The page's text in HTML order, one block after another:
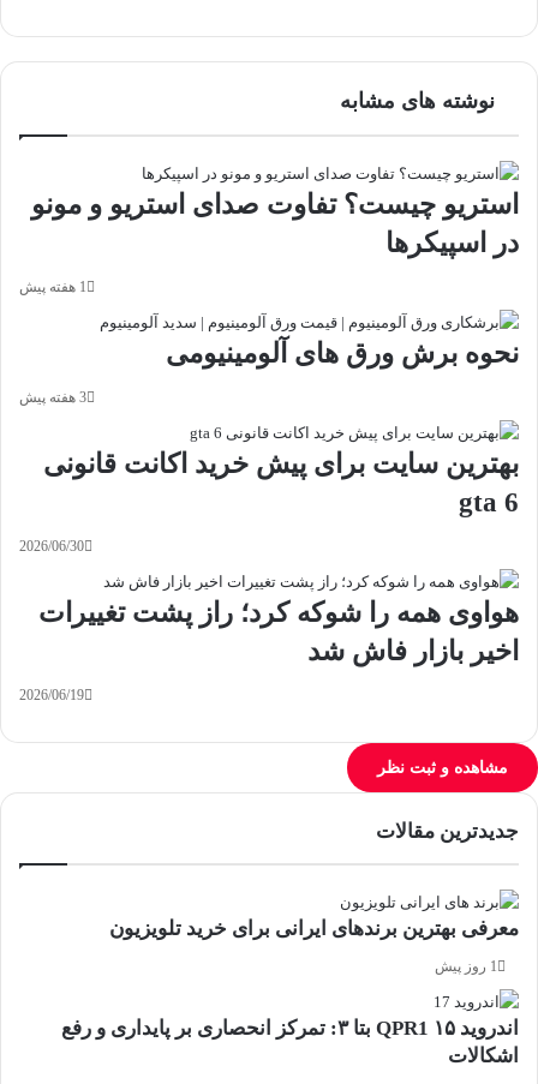
نوشته های مشابه
استریو چیست؟ تفاوت صدای استریو و مونو
در اسپیکرها
1 هفته پیش
نحوه برش ورق های آلومینیومی
3 هفته پیش
بهترین سایت برای پیش خرید اکانت قانونی
gta 6
2026/06/30
هواوی همه را شوکه کرد؛ راز پشت تغییرات
اخیر بازار فاش شد
2026/06/19
مشاهده و ثبت نظر
جدیدترین مقالات
معرفی بهترین برندهای ایرانی برای خرید تلویزیون
1 روز پیش
اندروید ۱۵ QPR1 بتا ۳: تمرکز انحصاری بر پایداری و رفع
اشکالات